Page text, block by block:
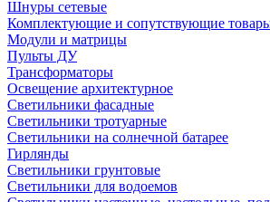
Шнуры сетевые
Комплектующие и сопутствующие
Модули и матрицы
Пульты ДУ
Трансформаторы
Освещение архитектурное
Светильники фасадные
Светильники тротуарные
Светильники на солнечной батарее
Гирлянды
Светильники грунтовые
Светильники для водоемов